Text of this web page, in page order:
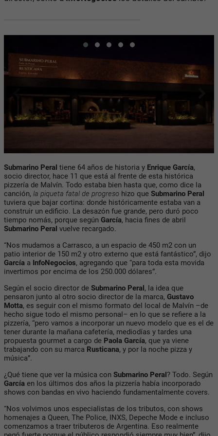
Submarino Peral tiene 64 años de historia y Enrique García,
socio director, hace 11 que está al frente de esta histórica
pizzería de Malvín. Todo estaba bien hasta que, como dice la
canción, la piqueta fatal de progreso hizo que Submarino Peral
tuviera que bajar cortina: donde históricamente estaba van a
construir un edificio. La desazón fue grande, pero duró poco
tiempo nomás, porque según García, hacia fines de abril
Submarino Peral vuelve recargado.
“Nos mudamos a Carrasco, a un espacio de 450 m2 con un
patio interior de 150 m2 y otro externo que está fantástico”, dijo
García a InfoNegocios, agregando que “para toda esta movida
invertimos por encima de los 250.000 dólares”.
Según el socio director de Submarino Peral, la idea que
pensaron junto al otro socio director de la marca, Gustavo
Motta, es seguir con el mismo formato del local de Malvín –de
hecho sigue todo el mismo personal– en lo que se refiere a la
pizzería, “pero vamos a incorporar un nuevo modelo que es el de
tener durante la mañana cafetería, mediodías y tardes una
propuesta gourmet a cargo de Paola García, que ya viene
trabajando con su marca Rusticana, y por la noche pizza y
música”.
¿Qué tiene que ver la música con Submarino Peral? Todo. Según
García en los últimos dos años la pizzería había incorporado
shows con bandas en vivo haciendo fundamentalmente covers.
“Nos volvimos unos especialistas de los tributos, con shows
homenajes a Queen, The Police, INXS, Depeche Mode e incluso
comenzamos a traer tributeros de Argentina. Eso realmente